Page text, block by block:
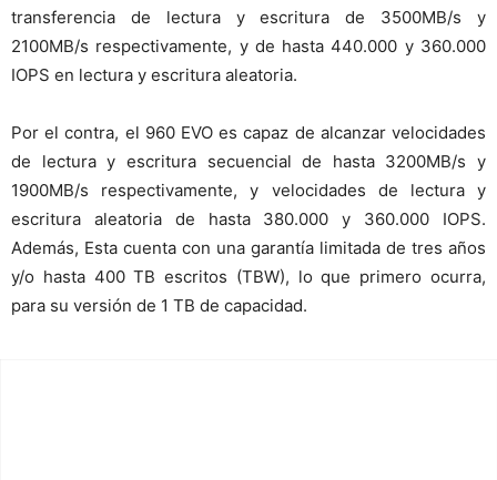
transferencia de lectura y escritura de 3500MB/s y
2100MB/s respectivamente, y de hasta 440.000 y 360.000
IOPS en lectura y escritura aleatoria.
Por el contra, el 960 EVO es capaz de alcanzar velocidades
de lectura y escritura secuencial de hasta 3200MB/s y
1900MB/s respectivamente, y velocidades de lectura y
escritura aleatoria de hasta 380.000 y 360.000 IOPS.
Además, Esta cuenta con una garantía limitada de tres años
y/o hasta 400 TB escritos (TBW), lo que primero ocurra,
para su versión de 1 TB de capacidad.